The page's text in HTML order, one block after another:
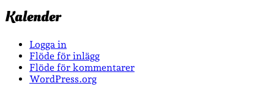
Kalender
Logga in
Flöde för inlägg
Flöde för kommentarer
WordPress.org